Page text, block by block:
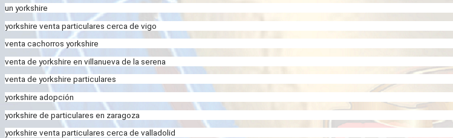
un yorkshire
yorkshire venta particulares cerca de vigo
venta cachorros yorkshire
venta de yorkshire en villanueva de la serena
venta de yorkshire particulares
yorkshire adopción
yorkshire de particulares en zaragoza
yorkshire venta particulares cerca de valladolid